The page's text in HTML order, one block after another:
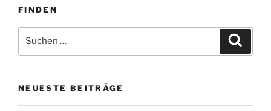
FINDEN
nach:
NEUESTE BEITRÄGE